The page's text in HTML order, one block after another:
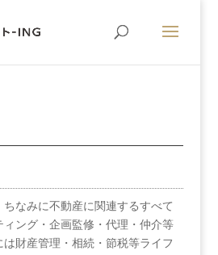
なみに不動産に関連するすべて
ング・企画監修・代理・仲介等
財産管理・相続・節税等ライフ